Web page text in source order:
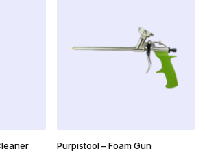
Purpistool – Foam Gun